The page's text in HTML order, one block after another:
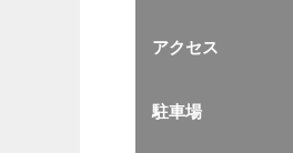
アクセス
駐車場